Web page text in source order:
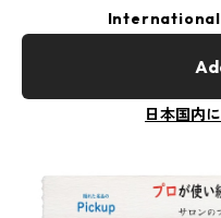
日本国内